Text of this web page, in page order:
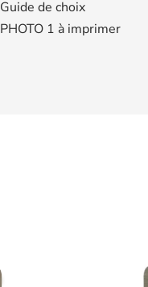
Guide de choix
PHOTO 1 à imprimer